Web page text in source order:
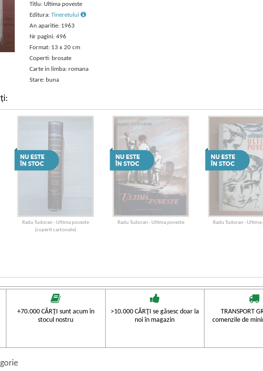
Titlu: Ultima poveste
Editura: Tineretului
An aparitie: 1963
Nr pagini: 496
Format: 13 x 20 cm
Coperti: brosate
Carte in limba: romana
Stare: buna
Radu Tudoran - Ultima poveste
(coperti cartonate)
Radu Tudoran - Ultima poveste Radu Tudoran - Ultima
+70.000 CĂRŢI sunt acum în
stocul nostru
>10.000 CĂRŢI se găsesc doar la
noi în magazin
TRANSPORT
comenzile de